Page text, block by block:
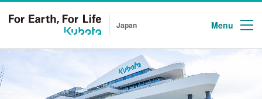
Japan Menu